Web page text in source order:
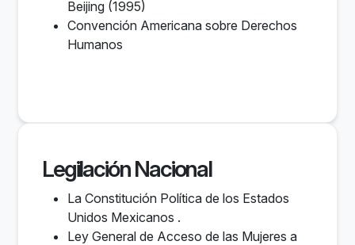
Beijing (1995)
Convención Americana sobre Derechos
Humanos
Legilación Nacional
La Constitución Política de los Estados
Unidos Mexicanos .
Ley General de Acceso de las Mujeres a